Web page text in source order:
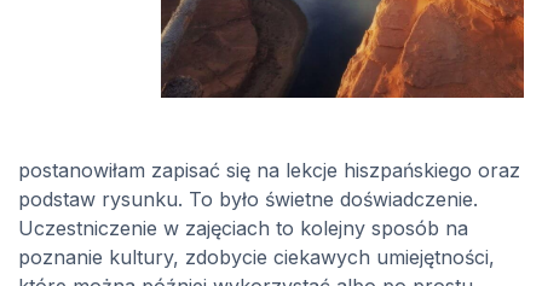
postanowiłam zapisać się na lekcje hiszpańskiego oraz
podstaw rysunku. To było świetne doświadczenie.
Uczestniczenie w zajęciach to kolejny sposób na
poznanie kultury, zdobycie ciekawych umiejętności,